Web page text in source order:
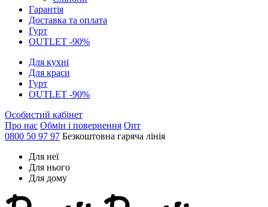
Гарантія
Доставка та оплата
Гурт
OUTLET -90%
Для кухні
Для краси
Гурт
OUTLET -90%
Особистий кабінет
Про нас Обмін і повернення Опт
0800 50 97 97 Безкоштовна гаряча лінія
Для неї
Для нього
Для дому